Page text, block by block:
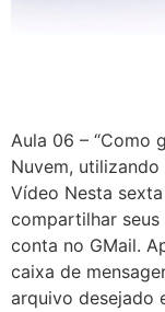
Aula 06 – “Como
Nuvem,
Vídeo Nesta
compartilhar
conta no GMail.
caixa de
arquivo desejado